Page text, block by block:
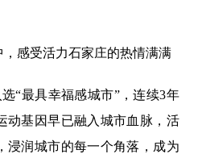
，感受活力石家庄的热情满满
“最具幸福感城市”，连续3年
动基因早已融入城市血脉，活
浸润城市的每一个角落，成为